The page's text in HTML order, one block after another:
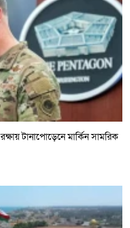
টানাপোড়েনে মার্কিন সামরিক